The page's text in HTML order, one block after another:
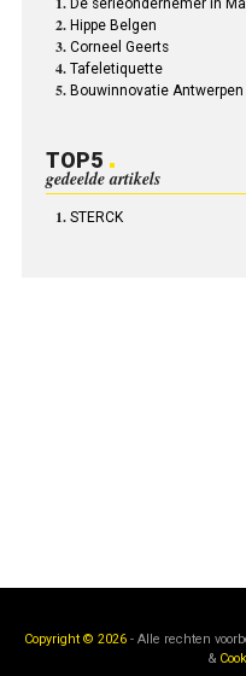
De serieondernemer in
Hippe Belgen
Corneel Geerts
Tafeletiquette
Bouwinnovatie Antwerpen
TOP5
gedeelde artikels
STERCK
Copyright © 2026 - Alle rechten
&